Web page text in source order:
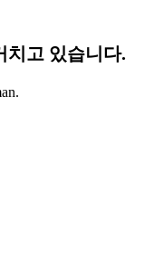
치고 있습니다.